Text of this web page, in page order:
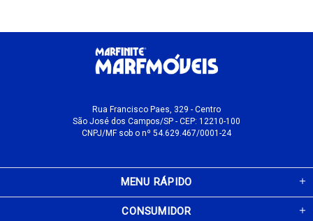
Rua Francisco Paes, 329 - Centro
São José dos Campos/SP - CEP: 12210-100
CNPJ/MF sob o nº 54.629.467/0001-24
MENU RÁPIDO
CONSUMIDOR